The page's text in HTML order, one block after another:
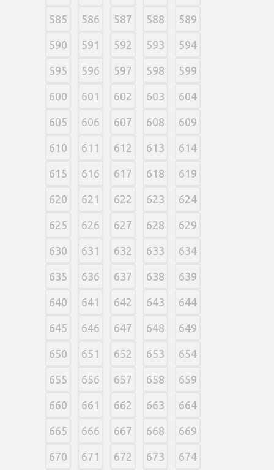
585 586 587 588 589
590 591 592 593 594
595 596 597 598 599
600 601 602 603 604
605 606 607 608 609
610 611 612 613 614
615 616 617 618 619
620 621 622 623 624
625 626 627 628 629
630 631 632 633 634
635 636 637 638 639
640 641 642 643 644
645 646 647 648 649
650 651 652 653 654
655 656 657 658 659
660 661 662 663 664
665 666 667 668 669
670 671 672 673 674